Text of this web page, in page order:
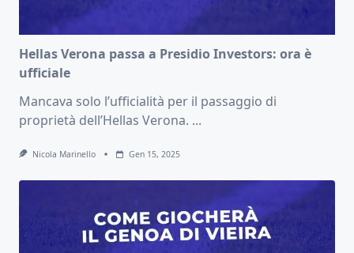
Hellas Verona passa a Presidio Investors: ora è
ufficiale
Mancava solo l’ufficialità per il passaggio di
proprietà dell’Hellas Verona. ...
Nicola Marinello Gen 15, 2025